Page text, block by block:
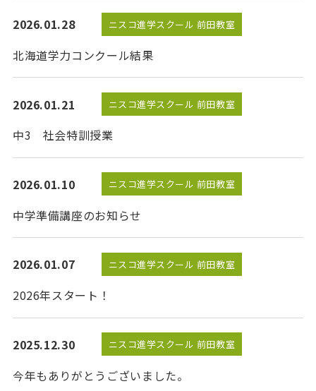
2026.01.28 ニスコ進学スクール 前田教室
北海道学力コンクール結果
2026.01.21 ニスコ進学スクール 前田教室
中3 社会特訓授業
2026.01.10 ニスコ進学スクール 前田教室
中学準備講座のお知らせ
2026.01.07 ニスコ進学スクール 前田教室
2026年スタート！
2025.12.30 ニスコ進学スクール 前田教室
今年もありがとうございました。